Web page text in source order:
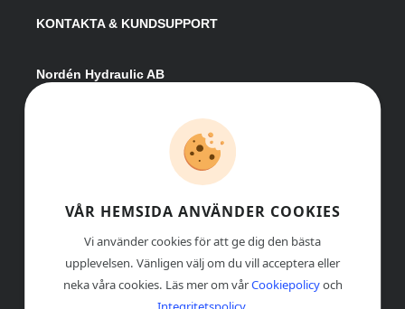
KONTAKTA & KUNDSUPPORT
Nordén Hydraulic AB
info@nordenhydraulic.se
Org-nr: 556531-8424
VÅR HEMSIDA ANVÄNDER COOKIES
Vi använder cookies för att ge dig den bästa
upplevelsen. Vänligen välj om du vill acceptera eller
neka våra cookies. Läs mer om vårCookiepolicyoch